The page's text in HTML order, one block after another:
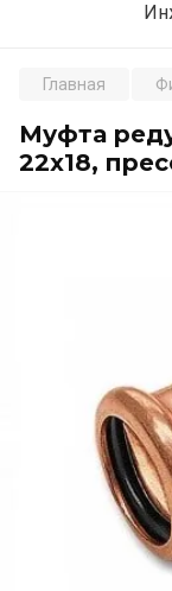
Главная
Муфта
22х18,